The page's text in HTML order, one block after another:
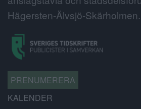
Hägersten-Älvsjö-Skärholmen.
PRENUMERERA
KALENDER